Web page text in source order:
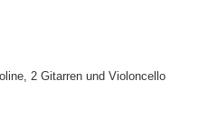
2 Gitarren und Violoncello